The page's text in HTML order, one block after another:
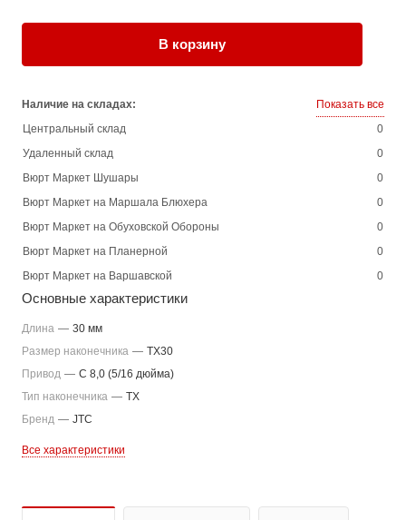
В корзину
Наличие на складах:
Показать все
Центральный склад
0
Удаленный склад
0
Вюрт Маркет Шушары
0
Вюрт Маркет на Маршала Блюхера
0
Вюрт Маркет на Обуховской Обороны
0
Вюрт Маркет на Планерной
0
Вюрт Маркет на Варшавской
0
Основные характеристики
Длина — 30 мм
Размер наконечника — TX30
Привод — C 8,0 (5/16 дюйма)
Тип наконечника — TX
Бренд — JTC
Все характеристики